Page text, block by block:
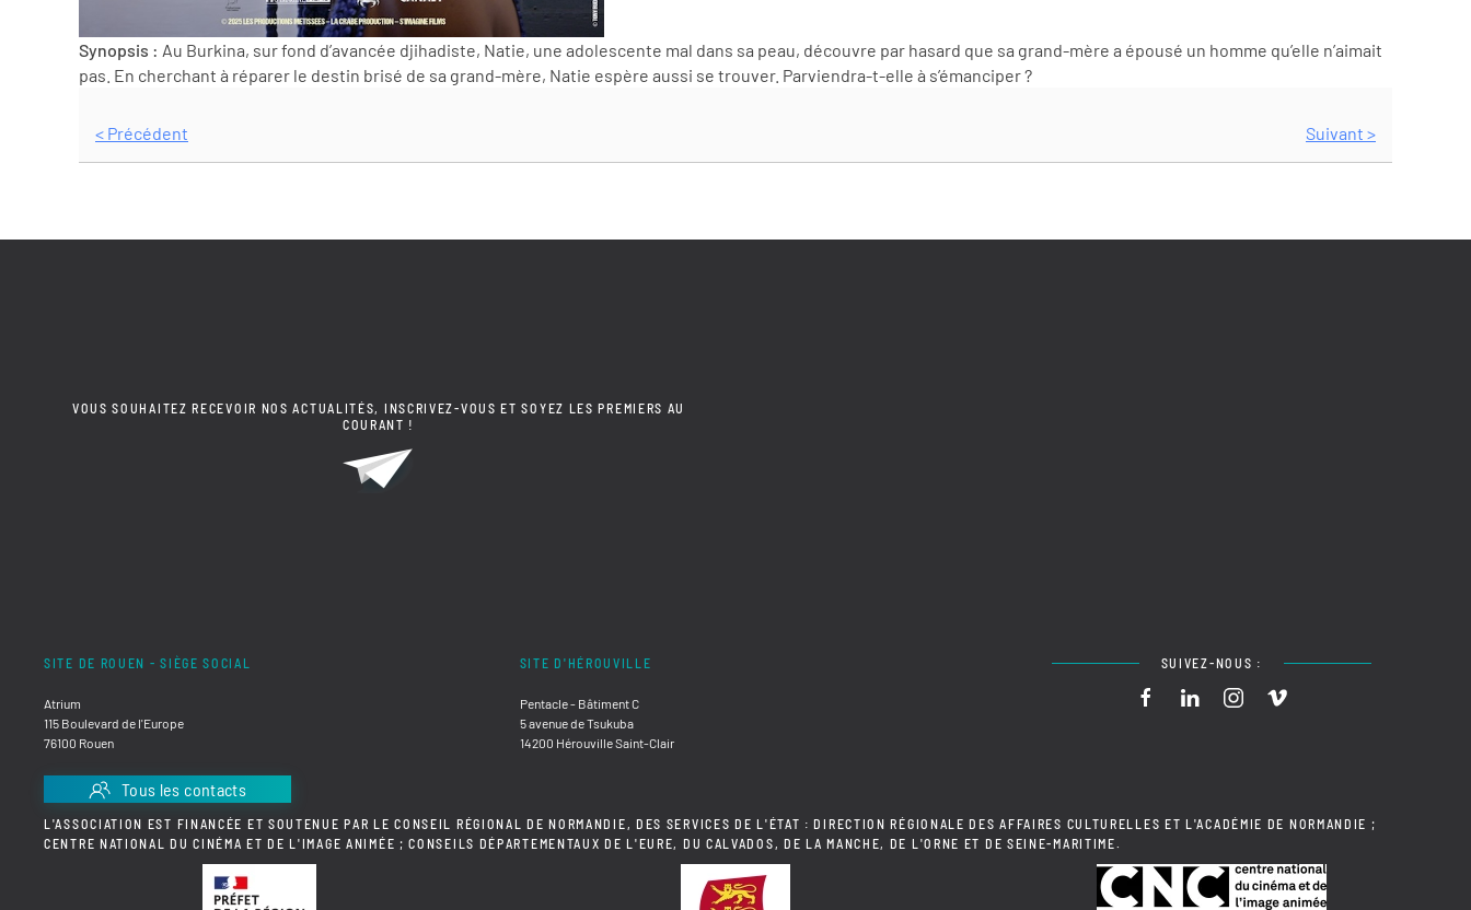
Synopsis : Au Burkina, sur fond d’avancée djihadiste, Natie, une adolescente mal dans sa peau, découvre par hasard que sa grand-mère a épousé un homme qu’elle n’aimait
pas. En cherchant à réparer le destin brisé de sa grand-mère, Natie espère aussi se trouver. Parviendra-t-elle à s’émanciper ?
< Précédent Suivant >
VOUS SOUHAITEZ RECEVOIR NOS ACTUALITÉS, INSCRIVEZ-VOUS ET SOYEZ LES PREMIERS AU
COURANT !
SITE DE ROUEN - SIÈGE SOCIAL
Atrium
115 Boulevard de l'Europe
76100 Rouen
Tous les contacts
SITE D'HÉROUVILLE
Pentacle - Bâtiment C
5 avenue de Tsukuba
14200 Hérouville Saint-Clair
SUIVEZ-NOUS :
L'ASSOCIATION EST FINANCÉE ET SOUTENUE PAR LE CONSEIL RÉGIONAL DE NORMANDIE, DES SERVICES DE L'ÉTAT : DIRECTION RÉGIONALE DES AFFAIRES CULTURELLES ET L'ACADÉMIE DE NORMANDIE ;
CENTRE NATIONAL DU CINÉMA ET DE L'IMAGE ANIMÉE ; CONSEILS DÉPARTEMENTAUX DE L'EURE, DU CALVADOS, DE LA MANCHE, DE L'ORNE ET DE SEINE-MARITIME.